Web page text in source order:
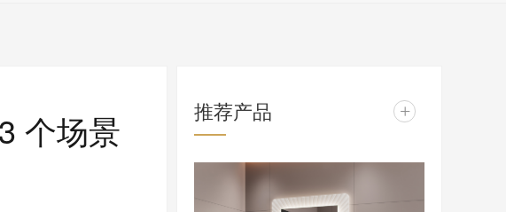
个场景
推荐产品 +